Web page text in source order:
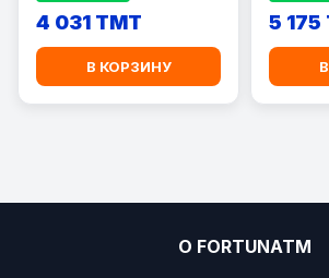
4 031 TMT
В КОРЗИНУ
5 175
О FORTUNATM